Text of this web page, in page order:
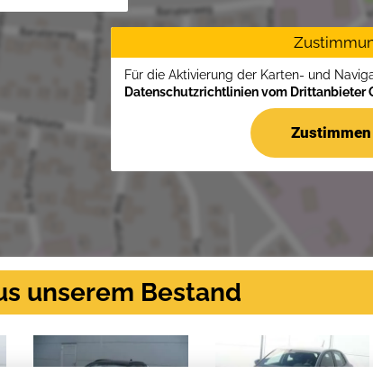
Für die Aktivierung der Karten- und
Datenschutzrichtlinien vom Drittanbieter
unserem Bestand